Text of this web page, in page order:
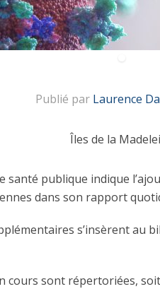
Publié par Laurence
Îles de la
publique indique
dans son rapport
s’insèrent au
cours sont répertoriées,